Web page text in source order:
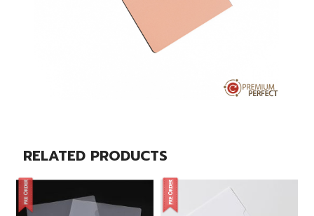
RELATED PRODUCTS